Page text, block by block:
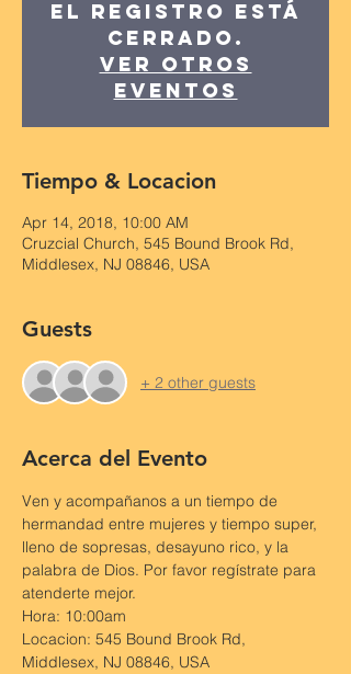
El registro está
cerrado.
Ver otros
Eventos
Tiempo & Locacion
Apr 14, 2018, 10:00 AM
Cruzcial Church, 545 Bound Brook Rd,
Middlesex, NJ 08846, USA
Guests
+ 2 other guests
Acerca del Evento
Ven y acompañanos a un tiempo de
hermandad entre mujeres y tiempo super,
lleno de sopresas, desayuno rico, y la
palabra de Dios. Por favor regístrate para
atenderte mejor.
Hora: 10:00am
Locacion: 545 Bound Brook Rd,
Middlesex, NJ 08846, USA